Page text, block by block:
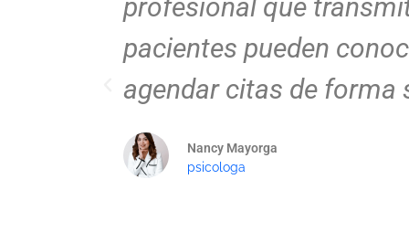
mis
profesional, atractiva y
equipo captó
marca y la plasmó en
moderno.